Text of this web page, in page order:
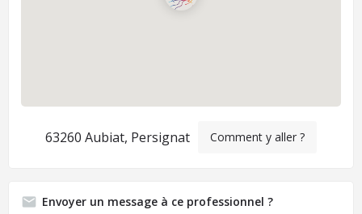
63260 Aubiat, Persignat Comment y aller ?
Envoyer un message à ce professionnel ?